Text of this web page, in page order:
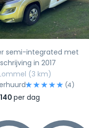
semi-integrated met
in 2017
(3 km)
(4)
per dag